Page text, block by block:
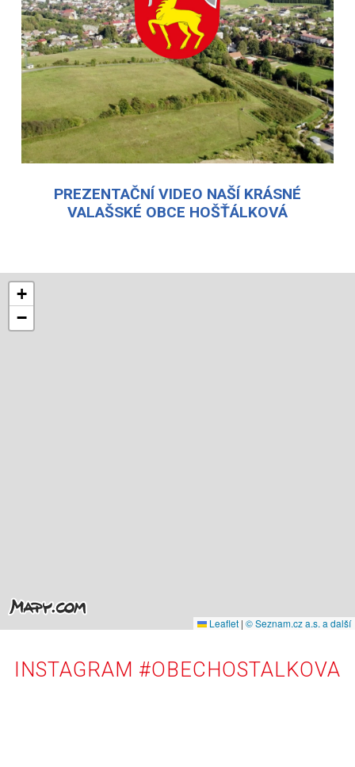
PREZENTAČNÍ VIDEO NAŠÍ KRÁSNÉ
VALAŠSKÉ OBCE HOŠŤÁLKOVÁ
+
−
Leaflet | © Seznam.cz a.s. a další
INSTAGRAM #OBECHOSTALKOVA